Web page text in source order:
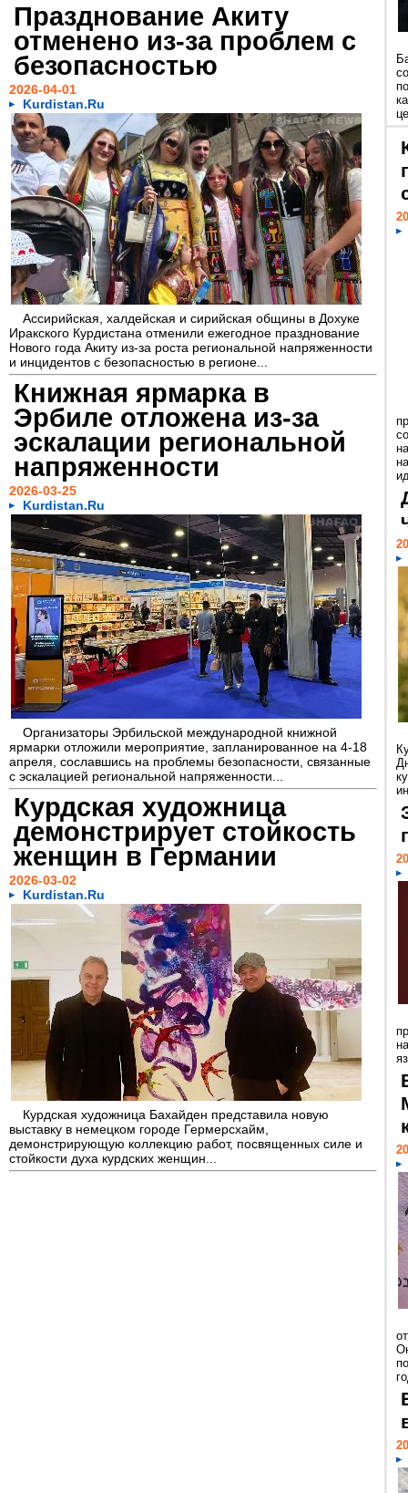
Празднование Акиту
отменено из-за проблем с
безопасностью
2026-04-01
Kurdistan.Ru
Ассирийская, халдейская и сирийская общины в Дохуке
Иракского Курдистана отменили ежегодное празднование
Нового года Акиту из-за роста региональной напряженности
и инцидентов с безопасностью в регионе...
Книжная ярмарка в
Эрбиле отложена из-за
эскалации региональной
напряженности
2026-03-25
Kurdistan.Ru
Организаторы Эрбильской международной книжной
ярмарки отложили мероприятие, запланированное на 4-18
апреля, сославшись на проблемы безопасности, связанные
с эскалацией региональной напряженности...
Курдская художница
демонстрирует стойкость
женщин в Германии
2026-03-02
Kurdistan.Ru
Курдская художница Бахайден представила новую
выставку в немецком городе Гермерсхайм,
демонстрирующую коллекцию работ, посвященных силе и
стойкости духа курдских женщин...